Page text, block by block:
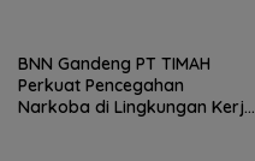
BNN Gandeng PT TIMAH
Perkuat Pencegahan
Narkoba di Lingkungan Kerja